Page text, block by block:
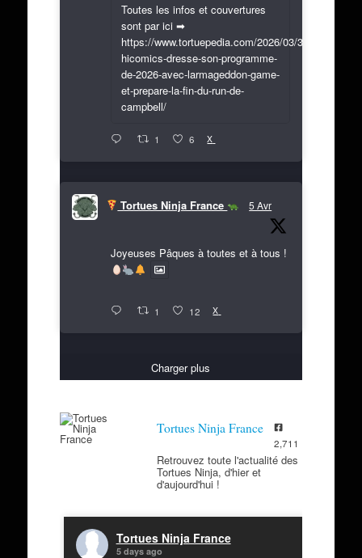
Toutes les infos et couvertures
sont par ici ➡
https://www.tortuepedia.com/2026/03/31/exclusif-
hicomics-dresse-son-programme-
de-2026-avec-larmageddon-game-
et-prepare-la-fin-du-run-de-
campbell/
1 6 X
Tortues Ninja France 5 Avr
Joyeuses Pâques à toutes et à tous !
1 12 X
Charger plus
Tortues Ninja France
2,711
Retrouvez toute l'actualité des
Tortues Ninja, d'hier et
d'aujourd'hui !
Tortues Ninja France
5 days ago